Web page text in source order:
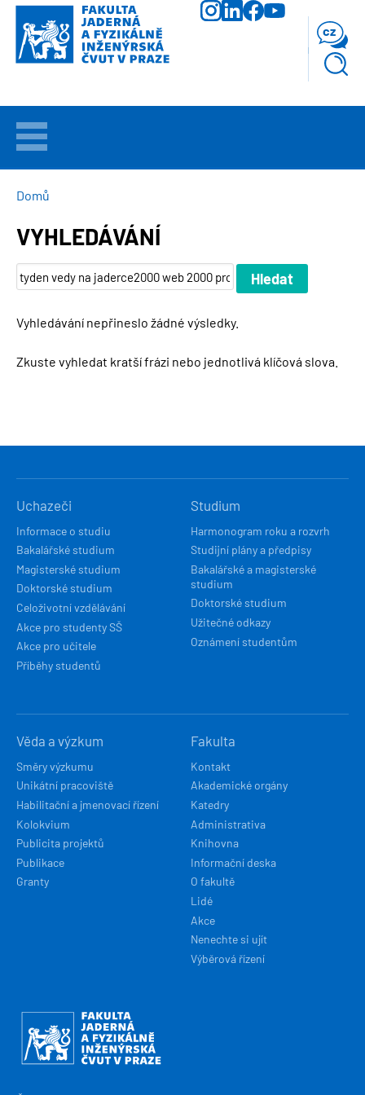
Přejít
hlavnímu
obsahu
VÍTEJTE
UCHAZEČI
STUDIUM
VĚDA
FAKULTA
cz
DROBEČKOVÁ
Domů
VYHLEDÁVÁNÍ
Vyhledávání nepřineslo žádné výsledky.
Zkuste vyhledat kratší frázi nebo jednotlivá klíčová slova.
NAVIGACE
Uchazeči
Informace o studiu
Bakalářské studium
Magisterské studium
Doktorské studium
Celoživotní vzdělávání
Akce pro studenty SŠ
Akce pro učitele
Příběhy studentů
Studium
Harmonogram roku a rozvrh
Studijní plány a předpisy
Bakalářské a magisterské
studium
Doktorské studium
Užitečné odkazy
Oznámení studentům
Věda a výzkum
Směry výzkumu
Unikátní pracoviště
Habilitační a jmenovací řízení
Kolokvium
Publicita projektů
Publikace
Granty
Fakulta
Kontakt
Akademické orgány
Katedry
Administrativa
Knihovna
Informační deska
O fakultě
Lidé
Akce
Nenechte si ujít
Výběrová řízení
Obrázek